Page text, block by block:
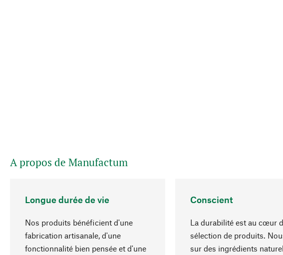
A propos de Manufactum
Longue durée de vie
Nos produits bénéficient d'une
fabrication artisanale, d'une
fonctionnalité bien pensée et d'une
Conscient
La durabilité est au cœur
sélection de produits.
sur des ingrédients